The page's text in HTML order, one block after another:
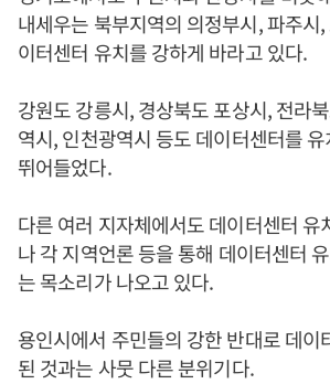
내세우는 북부지역의 의정부시, 파주시
이터센터 유치를 강하게 바라고 있다.
강원도 강릉시, 경상북도 포상시, 전라
역시, 인천광역시 등도 데이터센터를
뛰어들었다.
다른 여러 지자체에서도 데이터센터 유
나 각 지역언론 등을 통해 데이터센터
는 목소리가 나오고 있다.
용인시에서 주민들의 강한 반대로 데이
된 것과는 사뭇 다른 분위기다.